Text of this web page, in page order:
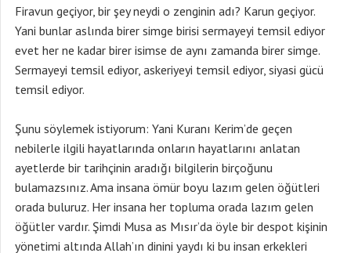
Firavun geçiyor, bir şey neydi o zenginin adı? Karun geçiyor.
Yani bunlar aslında birer simge birisi sermayeyi temsil ediyor
evet her ne kadar birer isimse de aynı zamanda birer simge.
Sermayeyi temsil ediyor, askeriyeyi temsil ediyor, siyasi gücü
temsil ediyor.
Şunu söylemek istiyorum: Yani Kuranı Kerim’de geçen
nebilerle ilgili hayatlarında onların hayatlarını anlatan
ayetlerde bir tarihçinin aradığı bilgilerin birçoğunu
bulamazsınız. Ama insana ömür boyu lazım gelen öğütleri
orada buluruz. Her insana her topluma orada lazım gelen
öğütler vardır. Şimdi Musa as Mısır’da öyle bir despot kişinin
yönetimi altında Allah’ın dinini yaydı ki bu insan erkekleri